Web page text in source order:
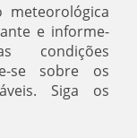
meteorológica
e informe-
condições
se sobre os
Siga os